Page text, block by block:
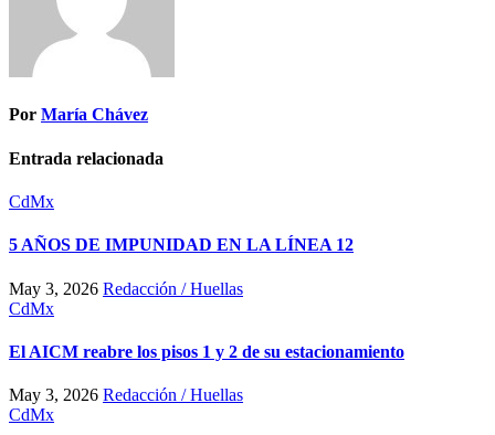
Por María Chávez
Entrada relacionada
CdMx
5 AÑOS DE IMPUNIDAD EN LA LÍNEA 12
May 3, 2026 Redacción / Huellas
CdMx
El AICM reabre los pisos 1 y 2 de su estacionamiento
May 3, 2026 Redacción / Huellas
CdMx